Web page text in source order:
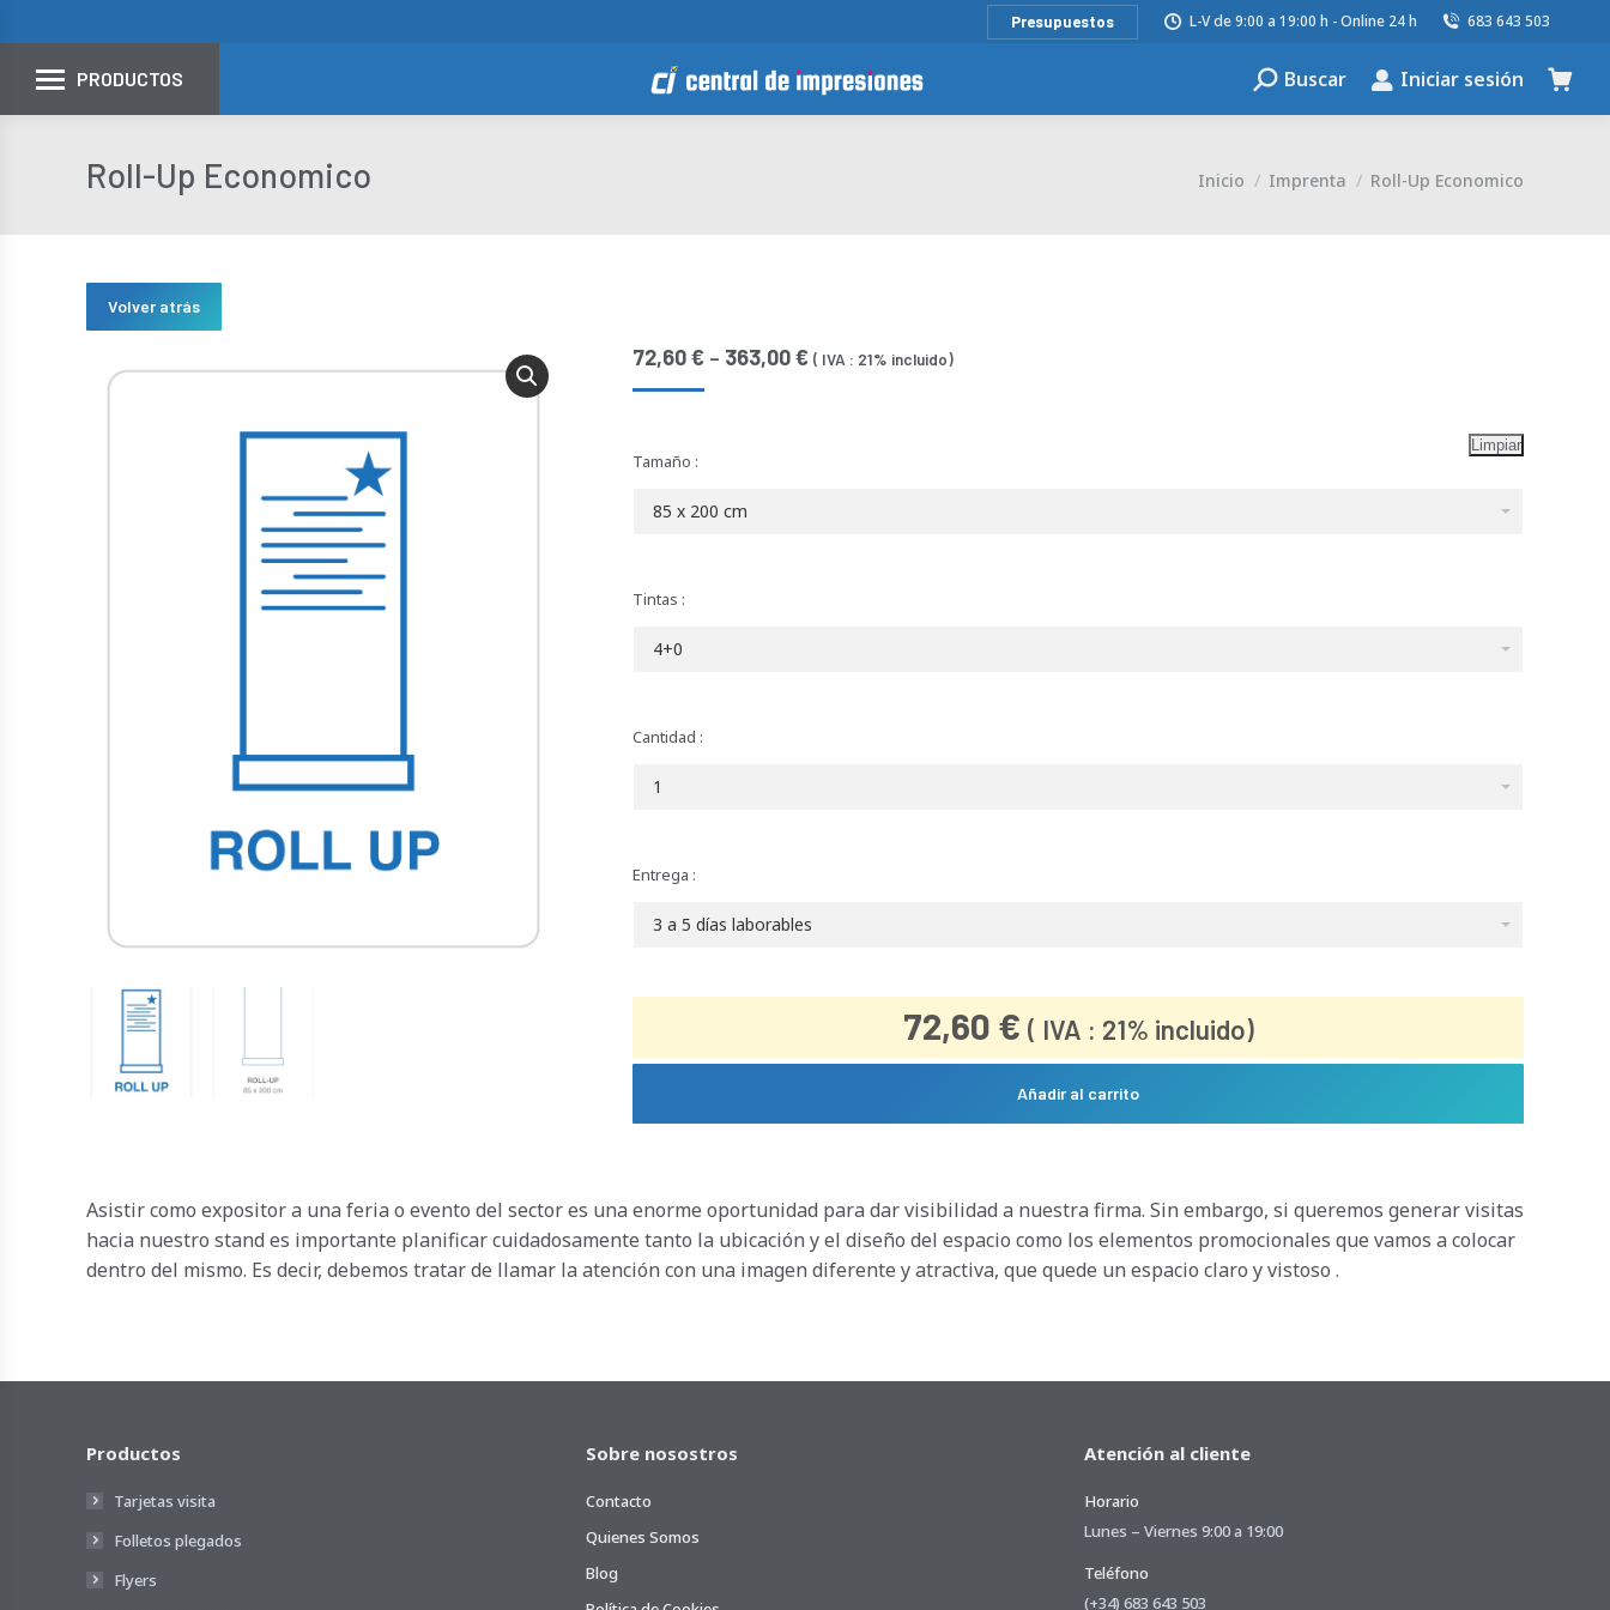
Presupuestos L-V de 9:00 a 19:00 h - Online 24 h 683 643 503
PRODUCTOS Buscar:Buscar Iniciar sesión
Roll-Up Economico Estás aquí:
Inicio Imprenta Roll-Up Economico
Volver atrás
72,60€ – 363,00€ ( IVA : 21% incluido)
Tamaño :
Tintas :
Cantidad :
Entrega :
Limpiar
72,60 € ( IVA : 21% incluido)
Añadir al carrito
Asistir como expositor a una feria o evento del sector es una enorme oportunidad para dar visibilidad a nuestra firma. Sin embargo, si queremos generar visitas
hacia nuestro stand es importante planificar cuidadosamente tanto la ubicación y el diseño del espacio como los elementos promocionales que vamos a colocar
dentro del mismo. Es decir, debemos tratar de llamar la atención con una imagen diferente y atractiva, que quede un espacio claro y vistoso .
Productos
Tarjetas visita
Folletos plegados
Flyers
Sobre nosostros
Contacto
Quienes Somos
Blog
Atención al cliente
Horario
Lunes – Viernes 9:00 a 19:00
Teléfono
(+34) 683 643 503